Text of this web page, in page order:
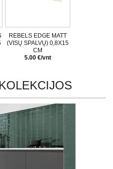
REBELS EDGE MATT
(VISŲ SPALVŲ) 0,8X15
CM
5.00 €/vnt